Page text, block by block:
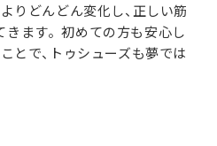
りどんどん変化し、正しい筋
きます。初めての方も安心し
とで、トゥシューズも夢では